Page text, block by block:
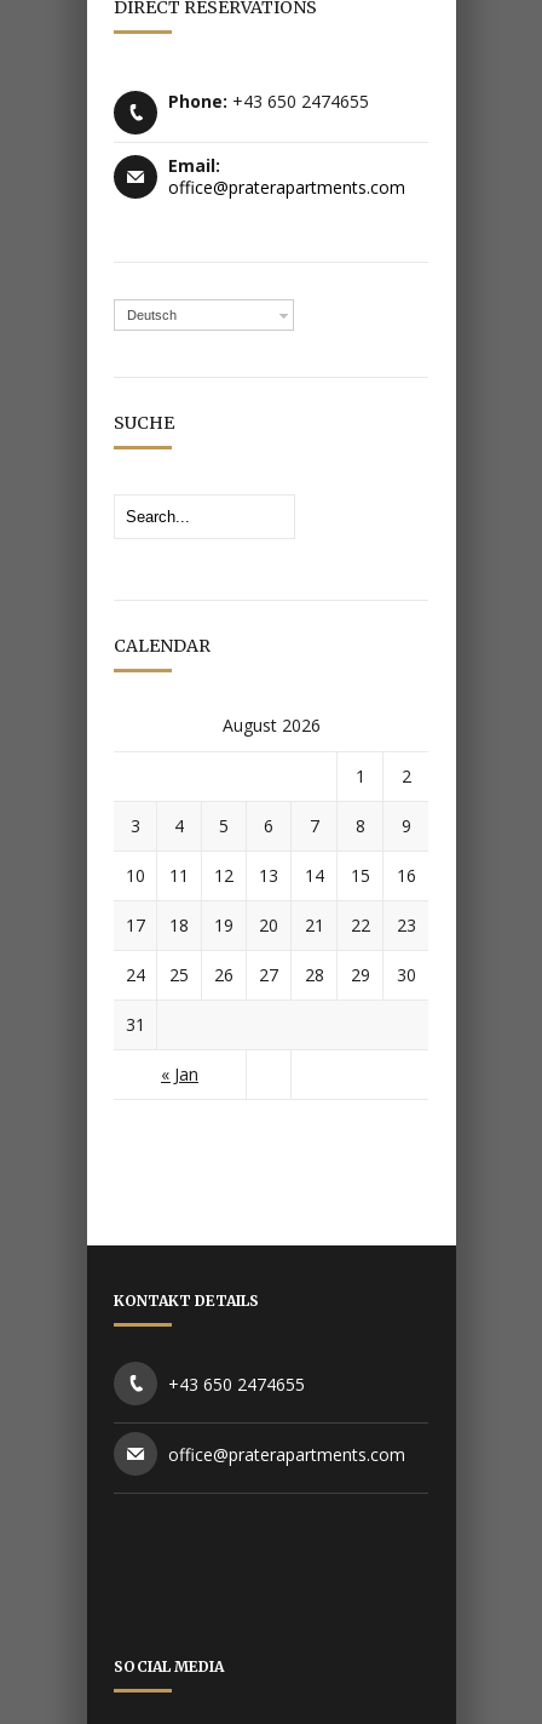
DIRECT RESERVATIONS
Phone: +43 650 2474655
Email:
office@praterapartments.com
Deutsch
SUCHE
CALENDAR
August 2026
D
« Jan
1 2
3 4 5 6 7 8 9
10 11 12 13 14 15 16
17 18 19 20 21 22 23
24 25 26 27 28 29 30
31
KONTAKT DETAILS
+43 650 2474655
office@praterapartments.com
SOCIAL MEDIA